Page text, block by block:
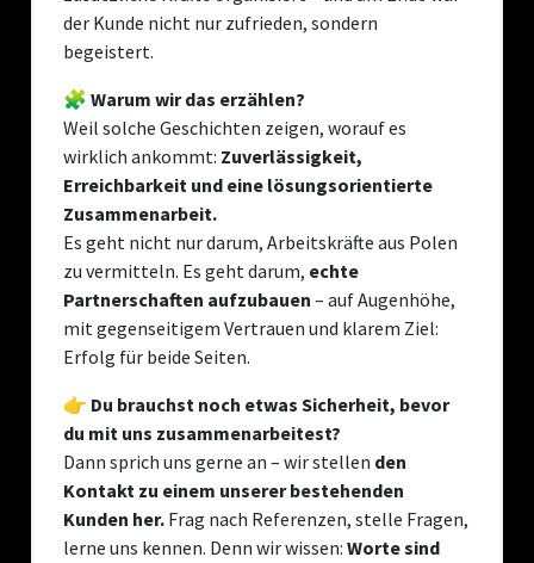
der Kunde nicht nur zufrieden, sondern
begeistert.
🧩 Warum wir das erzählen?
Weil solche Geschichten zeigen, worauf es
wirklich ankommt: Zuverlässigkeit,
Erreichbarkeit und eine lösungsorientierte
Zusammenarbeit.
Es geht nicht nur darum, Arbeitskräfte aus Polen
zu vermitteln. Es geht darum, echte
Partnerschaften aufzubauen – auf Augenhöhe,
mit gegenseitigem Vertrauen und klarem Ziel:
Erfolg für beide Seiten.
👉 Du brauchst noch etwas Sicherheit, bevor
du mit uns zusammenarbeitest?
Dann sprich uns gerne an – wir stellen den
Kontakt zu einem unserer bestehenden
Kunden her. Frag nach Referenzen, stelle Fragen,
lerne uns kennen. Denn wir wissen: Worte sind